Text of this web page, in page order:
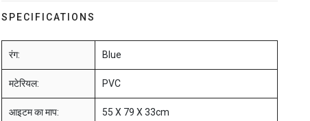
SPECIFICATIONS
रंग: Blue
मटेरियल: PVC
आइटम का माप: 55 X 79 X 33cm